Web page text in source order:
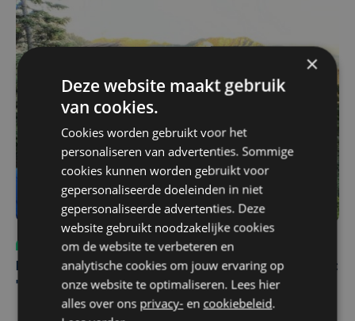
Sport
do 30 juli | 17:04
Karel Sabbe hervat recordpoging na ziekenhuisbezoek:
"Blij dat we niet hebben moeten stoppen"
×
Deze website maakt gebruik
van cookies.
Cookies worden gebruikt voor het
personaliseren van advertenties. Sommige
cookies kunnen worden gebruikt voor
gepersonaliseerde doeleinden in niet
gepersonaliseerde advertenties. Deze
website gebruikt noodzakelijke cookies
om de website te verbeteren en
analytische cookies om jouw ervaring op
onze website te optimaliseren. Lees hier
alles over ons privacy- en cookiebeleid.